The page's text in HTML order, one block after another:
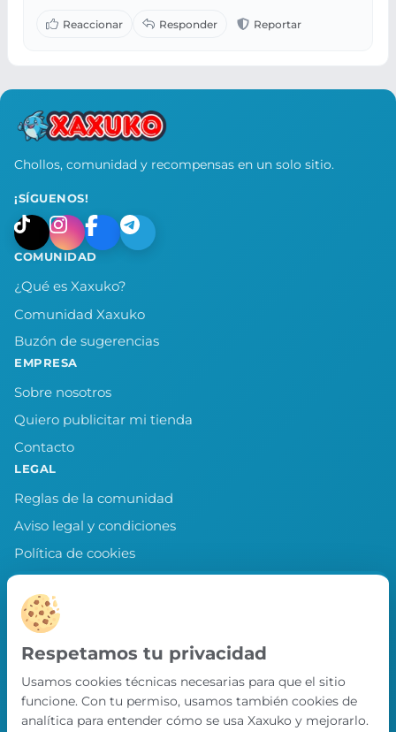
Chollos, comunidad y recompensas en un solo sitio.
¡SÍGUENOS!
COMUNIDAD
¿Qué es Xaxuko?
Comunidad Xaxuko
Buzón de sugerencias
EMPRESA
Sobre nosotros
Quiero publicitar mi tienda
Contacto
LEGAL
Reglas de la comunidad
Aviso legal y condiciones
Política de cookies
Política de privacidad
Preferencias de cookies
LLEVA XAXUKO CONTIGO
Chollos, misiones y recompensas desde
nuestra APP.
PRÓXIMAMENTE EN
App Store
Respetamos tu privacidad
Usamos cookies técnicas necesarias para que el sitio
funcione. Con tu permiso, usamos también cookies de
analítica para entender cómo se usa Xaxuko y mejorarlo.